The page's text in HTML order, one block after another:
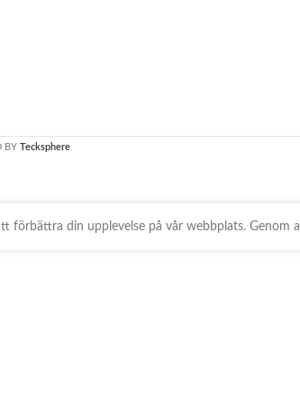
BY Tecksphere
förbättra din upplevelse på vår webbplats.